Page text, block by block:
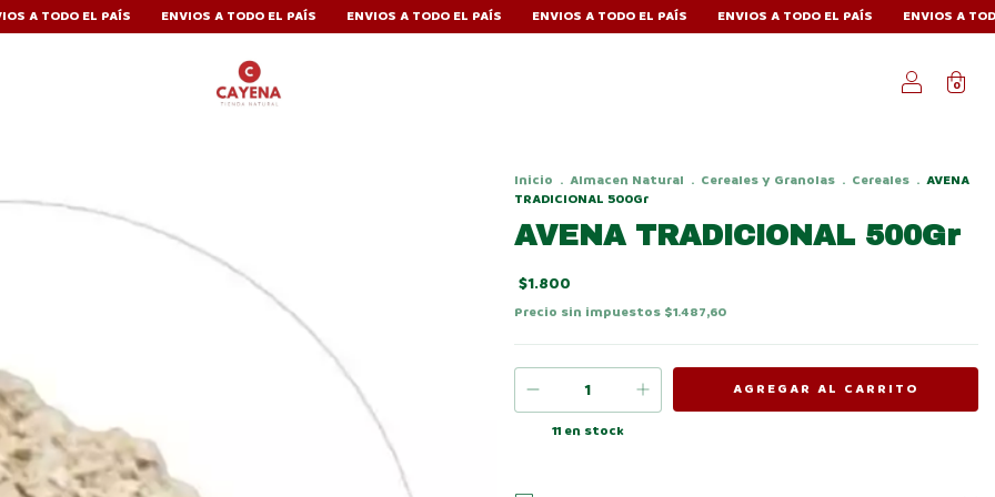
EL PAÍS ENVIOS A TODO EL PAÍS ENVIOS A TODO EL PAÍS ENVIOS A TODO EL PAÍS ENVIOS A TODO EL PAÍS ENVIOS A TODO EL PAÍS
0
Inicio . Almacen Natural . Cereales y Granolas . Cereales . AVENA
TRADICIONAL 500Gr
AVENA TRADICIONAL 500Gr
$1.800
Precio sin impuestos $1.487,60
11en stock